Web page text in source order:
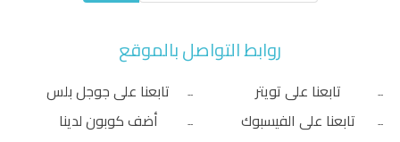
روابط التواصل بالموقع
تابعنا على تويتر
تابعنا على الفيسبوك
تابعنا على جوجل بلس
أضف كوبون لدينا